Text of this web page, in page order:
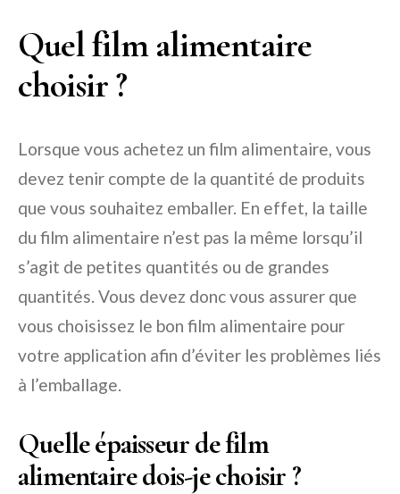
Quel film alimentaire
choisir ?
Lorsque vous achetez un film alimentaire, vous
devez tenir compte de la quantité de produits
que vous souhaitez emballer. En effet, la taille
du film alimentaire n’est pas la même lorsqu’il
s’agit de petites quantités ou de grandes
quantités. Vous devez donc vous assurer que
vous choisissez le bon film alimentaire pour
votre application afin d’éviter les problèmes liés
à l’emballage.
Quelle épaisseur de film
alimentaire dois-je choisir ?